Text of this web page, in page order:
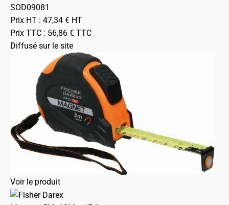
SOD09081
Prix HT : 47,34 € HT
Prix TTC : 56,86 € TTC
Diffusé sur le site
Voir le produit